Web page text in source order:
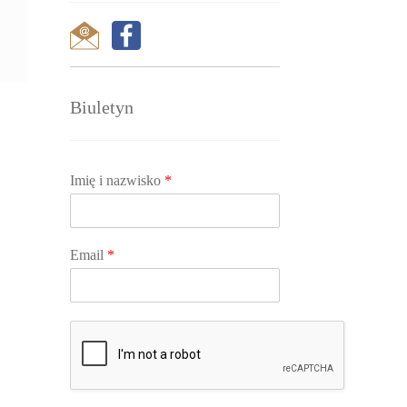
Biuletyn
Imię i nazwisko *
Email *